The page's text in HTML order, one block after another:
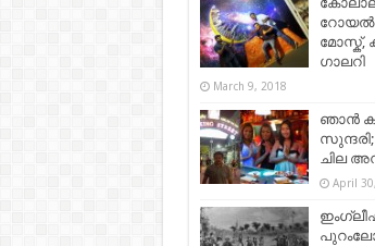
റോയല്‍
മോസ്ക്,
ഗാലറി
March 9, 2018
ഞാന്‍
ചില
April